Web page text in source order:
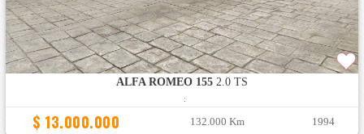
ALFA ROMEO 1552.0 TS
:
$ 13.000.000 132.000 Km 1994